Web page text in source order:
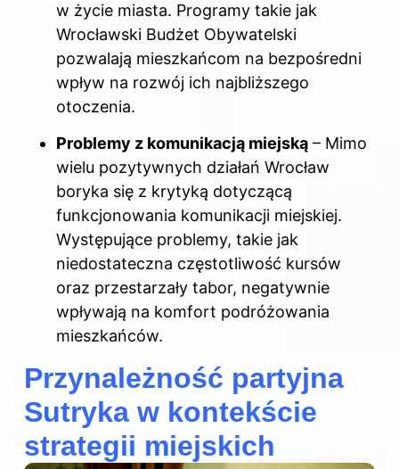
w życie miasta. Programy takie jak
Wrocławski Budżet Obywatelski
pozwalają mieszkańcom na bezpośredni
wpływ na rozwój ich najbliższego
otoczenia.
Problemy z komunikacją miejską – Mimo
wielu pozytywnych działań Wrocław
boryka się z krytyką dotyczącą
funkcjonowania komunikacji miejskiej.
Występujące problemy, takie jak
niedostateczna częstotliwość kursów
oraz przestarzały tabor, negatywnie
wpływają na komfort podróżowania
mieszkańców.
Przynależność partyjna
Sutryka w kontekście
strategii miejskich